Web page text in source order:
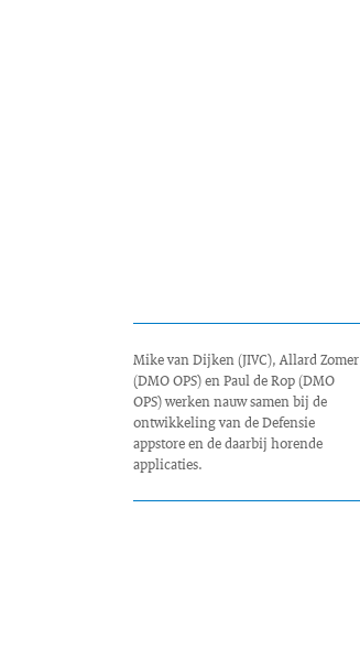
Mike van Dijken (JIVC), Allard Zomer
(DMO OPS) en Paul de Rop (DMO
OPS) werken nauw samen bij de
ontwikkeling van de Defensie
appstore en de daarbij horende
applicaties.